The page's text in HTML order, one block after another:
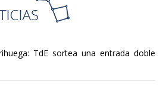
TdE sortea una entrada doble